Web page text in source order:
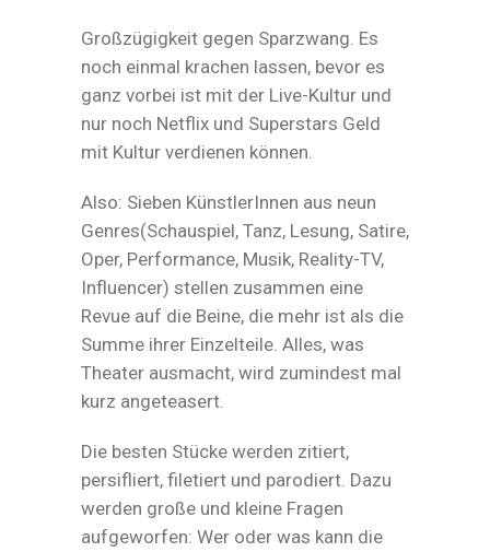
Großzügigkeit gegen Sparzwang. Es
noch einmal krachen lassen, bevor es
ganz vorbei ist mit der Live-Kultur und
nur noch Netflix und Superstars Geld
mit Kultur verdienen können.
Also: Sieben KünstlerInnen aus neun
Genres(Schauspiel, Tanz, Lesung, Satire,
Oper, Performance, Musik, Reality-TV,
Influencer) stellen zusammen eine
Revue auf die Beine, die mehr ist als die
Summe ihrer Einzelteile. Alles, was
Theater ausmacht, wird zumindest mal
kurz angeteasert.
Die besten Stücke werden zitiert,
persifliert, filetiert und parodiert. Dazu
werden große und kleine Fragen
aufgeworfen: Wer oder was kann die